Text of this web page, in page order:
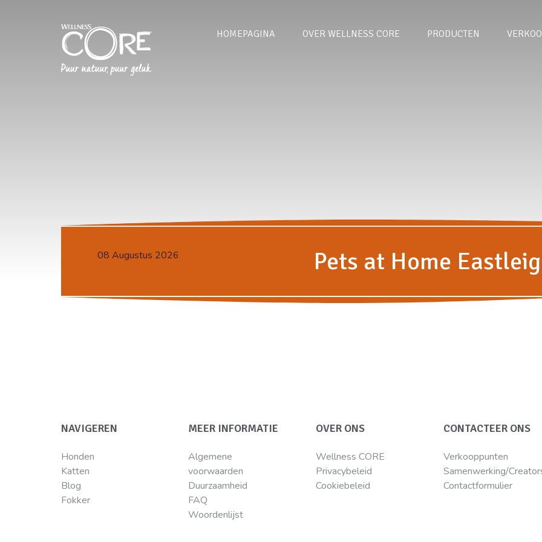
HOMEPAGINA OVER WELLNESS CORE PRODUCTEN
08 Augustus 2026 Pets at Home
NAVIGEREN
Honden
Katten
Blog
Fokker
MEER INFORMATIE
Algemene
voorwaarden
Duurzaamheid
FAQ
Woordenlijst
OVER ONS
Wellness CORE
Privacybeleid
Cookiebeleid
CONTACTEER ONS
Verkooppunten
Samenwerking/
Contactformulier